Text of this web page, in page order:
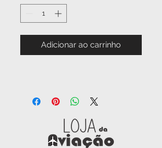
Adicionar ao carrinho